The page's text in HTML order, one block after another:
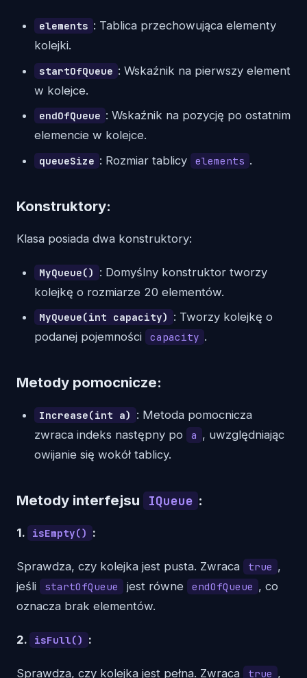
elements : Tablica przechowująca elementy
kolejki.
startOfQueue : Wskaźnik na pierwszy element
w kolejce.
endOfQueue : Wskaźnik na pozycję po ostatnim
elemencie w kolejce.
queueSize : Rozmiar tablicy elements .
Konstruktory:
Klasa posiada dwa konstruktory:
MyQueue() : Domyślny konstruktor tworzy
kolejkę o rozmiarze 20 elementów.
MyQueue(int capacity) : Tworzy kolejkę o
podanej pojemności
capacity .
Metody pomocnicze:
Increase(int a) : Metoda pomocnicza
zwraca indeks następny po
a , uwzględniając
owijanie się wokół tablicy.
Metody interfejsu IQueue :
1. isEmpty() :
Sprawdza, czy kolejka jest pusta. Zwraca true ,
jeśli
startOfQueue jest równe endOfQueue , co
oznacza brak elementów.
2. isFull() :
Sprawdza, czy kolejka jest pełna. Zwraca true ,